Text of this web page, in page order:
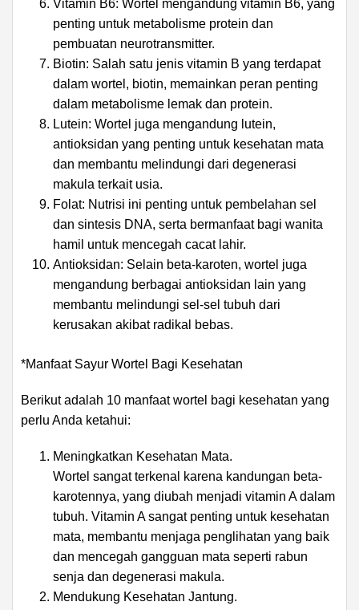
Vitamin B6: Wortel mengandung vitamin B6, yang
penting untuk metabolisme protein dan
pembuatan neurotransmitter.
Biotin: Salah satu jenis vitamin B yang terdapat
dalam wortel, biotin, memainkan peran penting
dalam metabolisme lemak dan protein.
Lutein: Wortel juga mengandung lutein,
antioksidan yang penting untuk kesehatan mata
dan membantu melindungi dari degenerasi
makula terkait usia.
Folat: Nutrisi ini penting untuk pembelahan sel
dan sintesis DNA, serta bermanfaat bagi wanita
hamil untuk mencegah cacat lahir.
Antioksidan: Selain beta-karoten, wortel juga
mengandung berbagai antioksidan lain yang
membantu melindungi sel-sel tubuh dari
kerusakan akibat radikal bebas.
*Manfaat Sayur Wortel Bagi Kesehatan
Berikut adalah 10 manfaat wortel bagi kesehatan yang
perlu Anda ketahui:
Meningkatkan Kesehatan Mata.
Wortel sangat terkenal karena kandungan beta-
karotennya, yang diubah menjadi vitamin A dalam
tubuh. Vitamin A sangat penting untuk kesehatan
mata, membantu menjaga penglihatan yang baik
dan mencegah gangguan mata seperti rabun
senja dan degenerasi makula.
Mendukung Kesehatan Jantung.